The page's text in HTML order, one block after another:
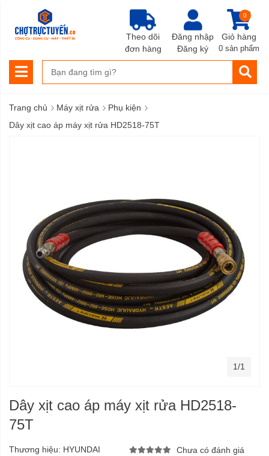
Đăng nhập
Đăng ký
Giỏ hàng
0
0 sản phẩm
Theo dõi
đơn hàng
Trang chủ › Máy xịt rửa › Phụ kiện ›
Dây xịt cao áp máy xịt rửa HD2518-75T
Dây xịt cao áp máy xịt rửa HD2518-
75T
Thương hiệu: HYUNDAI Chưa có đánh giá
1/1